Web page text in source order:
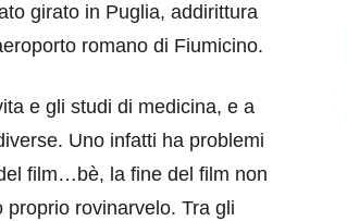
girato in Puglia, addirittura
romano di Fiumicino.
e gli studi di medicina, e a
Uno infatti ha problemi
film…bè, la fine del film non
proprio rovinarvelo. Tra gli